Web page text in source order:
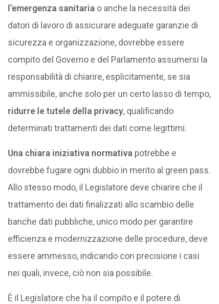
l’emergenza sanitaria o anche la necessità dei
datori di lavoro di assicurare adeguate garanzie di
sicurezza e organizzazione, dovrebbe essere
compito del Governo e del Parlamento assumersi la
responsabilità di chiarire, esplicitamente, se sia
ammissibile, anche solo per un certo lasso di tempo,
ridurre le tutele della privacy, qualificando
determinati trattamenti dei dati come legittimi.
Una chiara iniziativa normativa potrebbe e
dovrebbe fugare ogni dubbio in merito al green pass.
Allo stesso modo, il Legislatore deve chiarire che il
trattamento dei dati finalizzati allo scambio delle
banche dati pubbliche, unico modo per garantire
efficienza e modernizzazione delle procedure, deve
essere ammesso, indicando con precisione i casi
nei quali, invece, ciò non sia possibile.
È il Legislatore che ha il compito e il potere di